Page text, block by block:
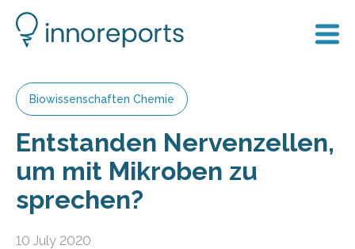
Biowissenschaften Chemie
Entstanden Nervenzellen,
um mit Mikroben zu
sprechen?
10 July 2020